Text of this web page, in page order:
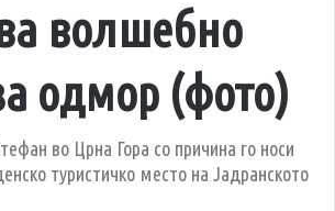
волшебно
одмор (фото)
во Црна Гора со причина го носи
туристичко место на Јадранското